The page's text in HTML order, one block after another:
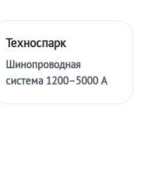
Техноспарк
Шинопроводная
система 1200–5000 А